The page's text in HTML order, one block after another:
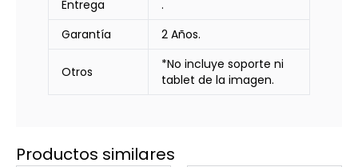
Entrega
.
Garantía
2 Años.
Otros
*No incluye soporte ni
tablet de la imagen.
Productos similares